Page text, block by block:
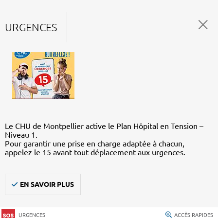
URGENCES
Le CHU de Montpellier active le Plan Hôpital en Tension –
Niveau 1.
Pour garantir une prise en charge adaptée à chacun,
appelez le 15 avant tout déplacement aux urgences.
EN SAVOIR PLUS
URGENCES ACCÈS RAPIDES